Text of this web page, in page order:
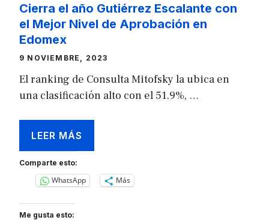
Cierra el año Gutiérrez Escalante con
el Mejor Nivel de Aprobación en
Edomex
9 NOVIEMBRE, 2023
El ranking de Consulta Mitofsky la ubica en
una clasificación alto con el 51.9%, …
LEER MÁS
Comparte esto:
WhatsApp Más
Me gusta esto: